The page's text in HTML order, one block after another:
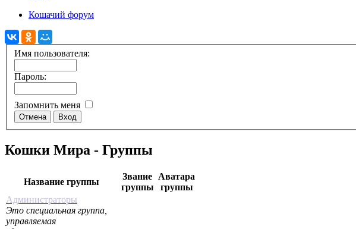
Кошачий форум
Имя пользователя:
Пароль:
Запомнить меня
Кошки Мира - Группы
Название группы
Звание
группы
Аватара
группы
Администраторы
Это специальная группа,
управляемая